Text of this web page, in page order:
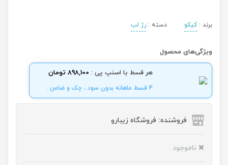
برند :کیکو دسته : رژ لب
ویژگی‌های محصول
هر قسط با اسنپ پی : 898,100 تومان
4 قسط ماهانه بدون سود ، چک و ضامن .
فروشنده: فروشگاه زیبارو
ناموجود